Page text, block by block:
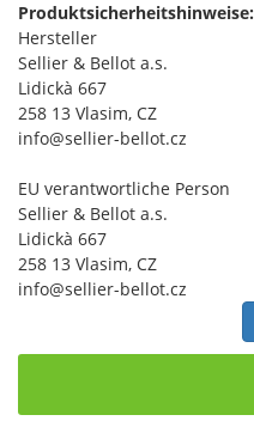
Produktsicherheitshinweise:
Hersteller
Sellier & Bellot a.s.
Lidickà 667
258 13 Vlasim, CZ
info@sellier-bellot.cz
EU verantwortliche Person
Sellier & Bellot a.s.
Lidickà 667
258 13 Vlasim, CZ
info@sellier-bellot.cz